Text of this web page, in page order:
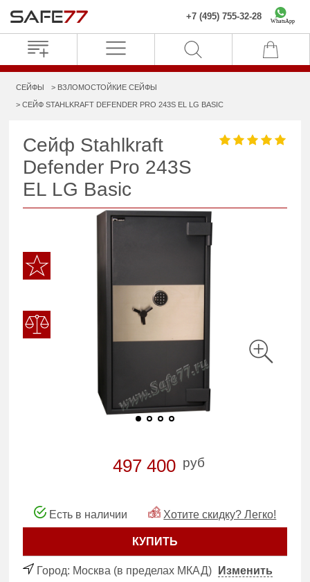
+7 (495) 755-32-28 WhatsApp
СЕЙФЫ ВЗЛОМОСТОЙКИЕ СЕЙФЫ
СЕЙФ STAHLKRAFT DEFENDER PRO 243S EL LG BASIC
Сейф Stahlkraft
Defender Pro 243S
EL LG Basic
497 400 руб
Есть в наличии Хотите скидку? Легко!
КУПИТЬ
Город: Москва (в пределах МКАД)
Изменить